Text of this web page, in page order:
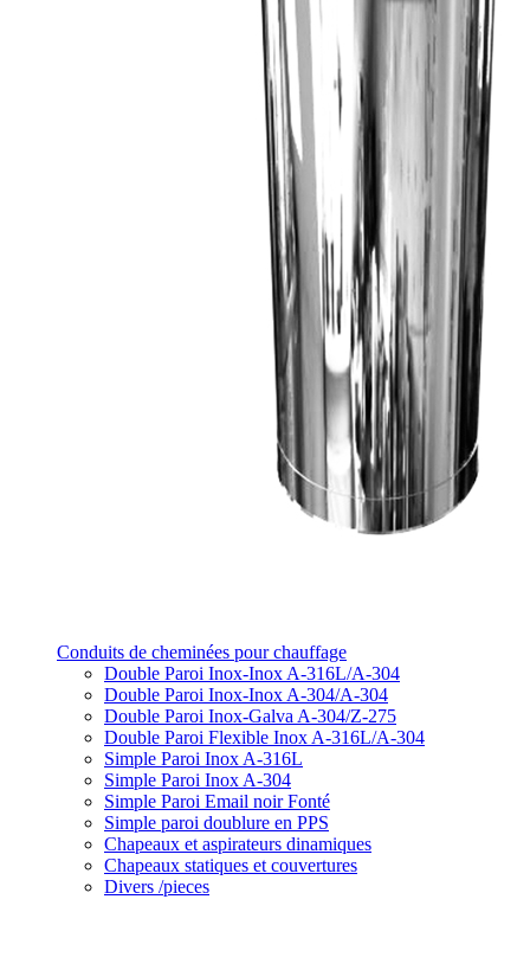
Conduits de cheminées pour chauffage
Double Paroi Inox-Inox A-316L/A-304
Double Paroi Inox-Inox A-304/A-304
Double Paroi Inox-Galva A-304/Z-275
Double Paroi Flexible Inox A-316L/A-304
Simple Paroi Inox A-316L
Simple Paroi Inox A-304
Simple Paroi Email noir Fonté
Simple paroi doublure en PPS
Chapeaux et aspirateurs dinamiques
Chapeaux statiques et couvertures
Divers /pieces